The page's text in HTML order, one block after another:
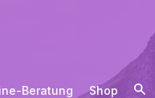
Beratung Shop